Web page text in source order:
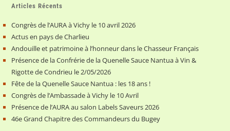
Articles Récents
Congrès de l’AURA à Vichy le 10 avril 2026
Actus en pays de Charlieu
Andouille et patrimoine à l’honneur dans le Chasseur Français
Présence de la Confrérie de la Quenelle Sauce Nantua à Vin &
Rigotte de Condrieu le 2/05/2026
Fête de la Quenelle Sauce Nantua : les 18 ans !
Congrès de l’Ambassade à Vichy le 10 Avril
Présence de l’AURA au salon Labels Saveurs 2026
46e Grand Chapitre des Commandeurs du Bugey